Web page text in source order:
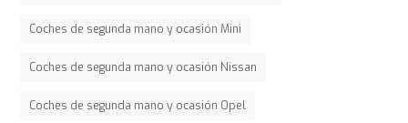
Coches de segunda mano y ocasión Mini
Coches de segunda mano y ocasión Nissan
Coches de segunda mano y ocasión Opel